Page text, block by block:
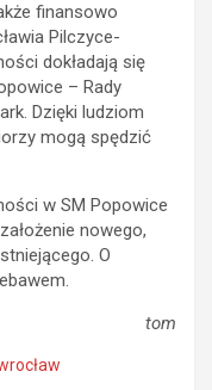
finansowo
Pilczyce-
dokładają się
– Rady
Dzięki ludziom
mogą spędzić
w SM Popowice
nowego,
O
tom